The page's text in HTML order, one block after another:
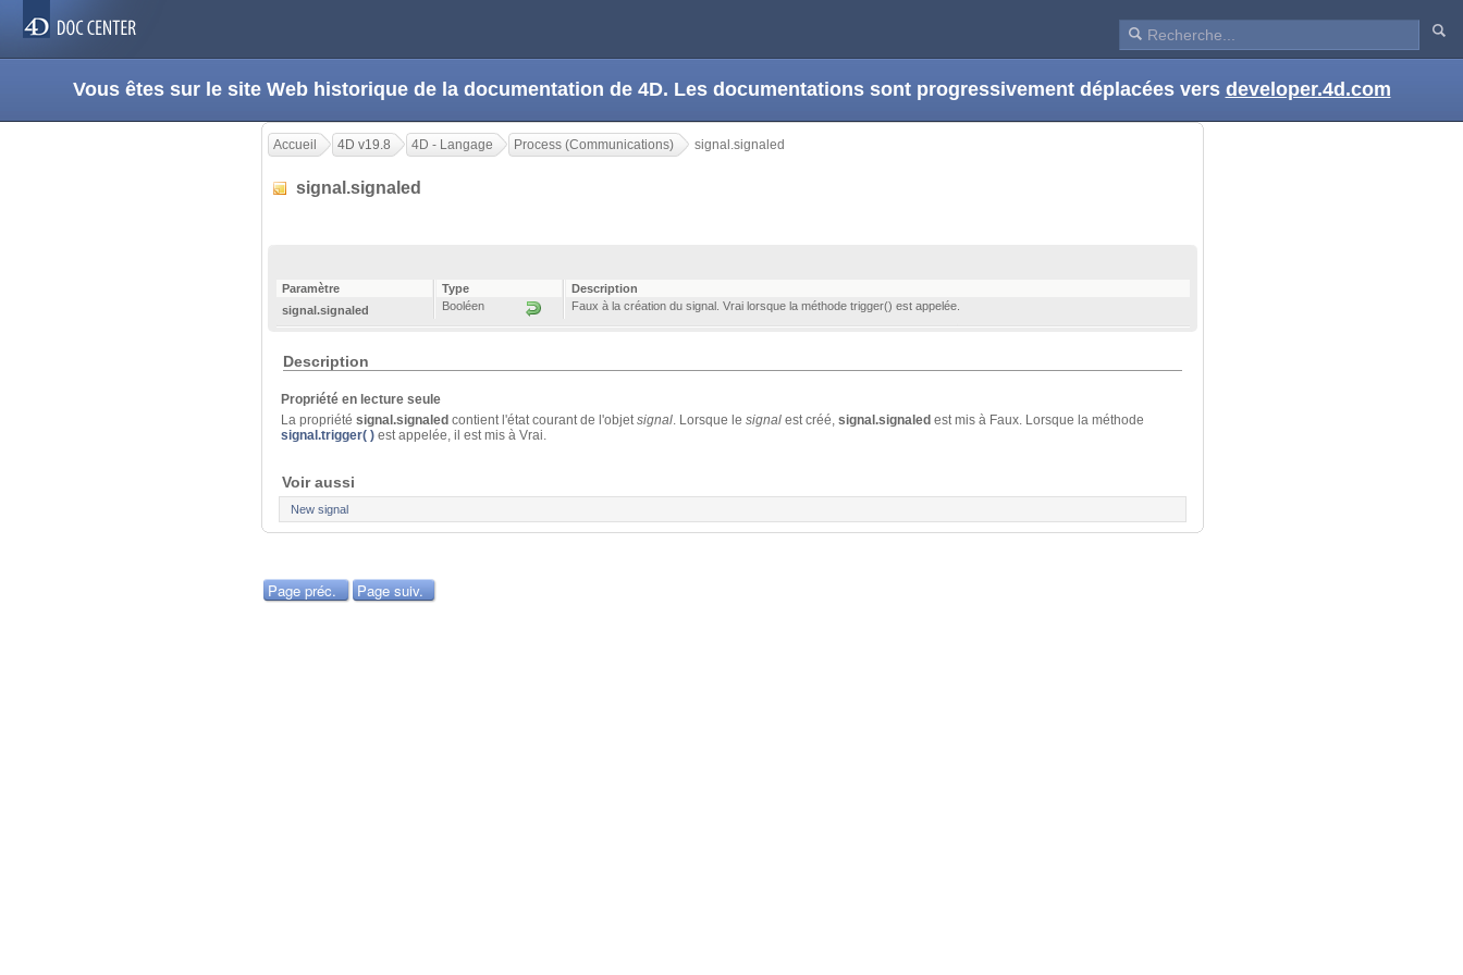
Vous êtes sur le site Web historique de la documentation de 4D. Les documentations sont progressivement déplacées vers developer.4d.com
Accueil 4D v19.8 4D - Langage Process (Communications) signal.signaled
signal.signaled
Paramètre Type
Description
signal.signaled
Booléen Faux à la création du signal. Vrai lorsque la méthode trigger() est appelée.
Description
Propriété en lecture seule
La propriété signal.signaled contient l'état courant de l'objetsignal. Lorsque le signal est créé, signal.signaled est mis à Faux. Lorsque la méthode
signal.trigger( ) est appelée, il est mis à Vrai.
Voir aussi
New signal
Page préc. Page suiv.